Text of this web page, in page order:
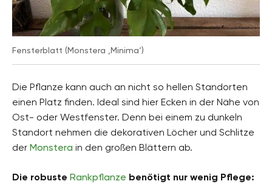
Fensterblatt (Monstera ‚Minima‘)
Die Pflanze kann auch an nicht so hellen Standorten
einen Platz finden. Ideal sind hier Ecken in der Nähe von
Ost- oder Westfenster. Denn bei einem zu dunkeln
Standort nehmen die dekorativen Löcher und Schlitze
der Monstera in den großen Blättern ab.
Die robuste Rankpflanze benötigt nur wenig Pflege: